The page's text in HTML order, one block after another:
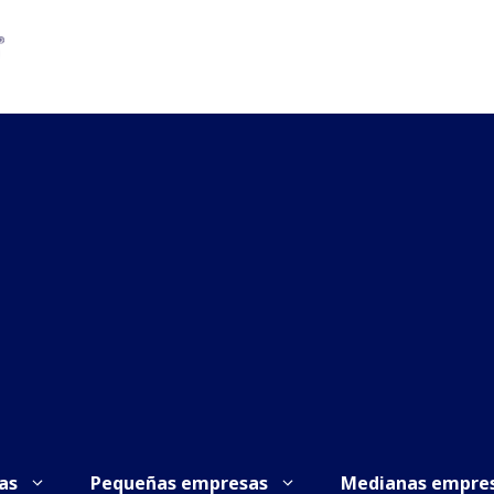
Pequeñas empresas Medianas